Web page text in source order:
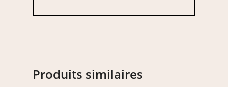
Produits similaires